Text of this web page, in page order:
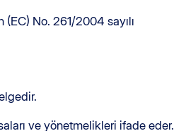
No. 261/2004 sayılı
ve yönetmelikleri ifade eder.